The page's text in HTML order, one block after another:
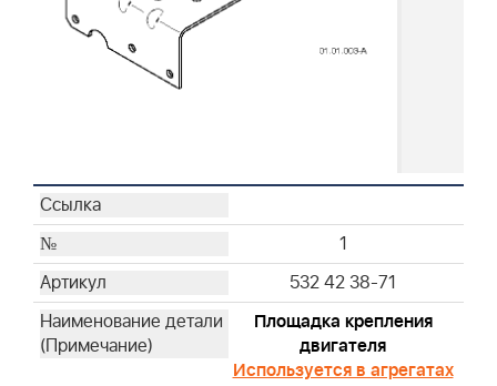
1
532 42 38-71
Площадка крепления
двигателя
Используется в агрегатах